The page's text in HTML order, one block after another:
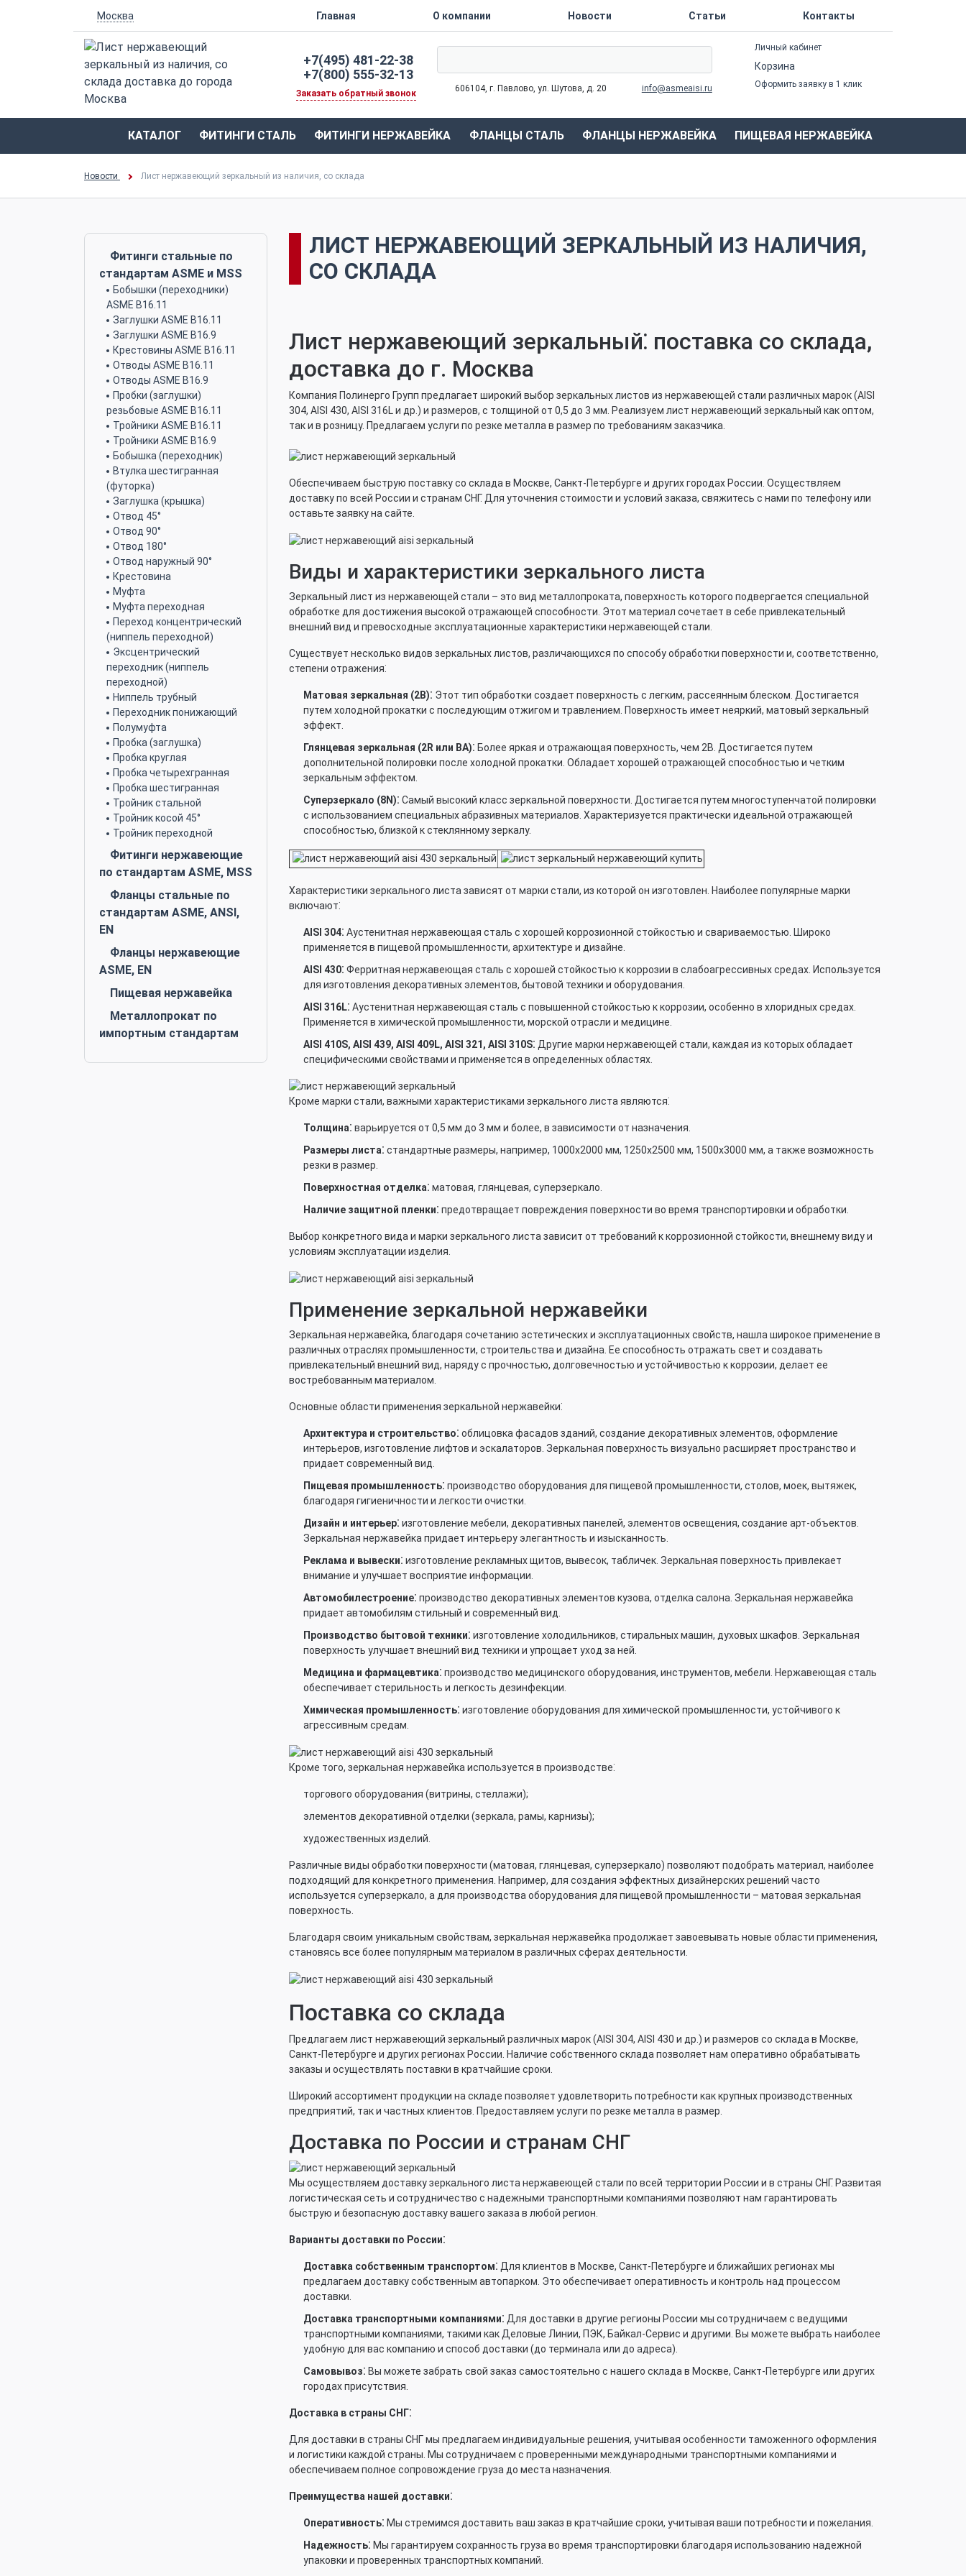
Москва Главная О компании Новости Статьи Контакты
+7(495) 481-22-38
+7(800) 555-32-13
Заказать обратный звонок 606104, г. Павлово, ул. Шутова, д. 20 info@asmeaisi.ru
Личный кабинет
Корзина
Оформить заявку в 1 клик
КАТАЛОГ ФИТИНГИ СТАЛЬ ФИТИНГИ НЕРЖАВЕЙКА ФЛАНЦЫ СТАЛЬ ФЛАНЦЫ НЕРЖАВЕЙКА ПИЩЕВАЯ НЕРЖАВЕЙКА
Новости Лист нержавеющий зеркальный из наличия, со склада
Фитинги стальные по
стандартам ASME и MSS
Бобышки (переходники)
ASME B16.11
Заглушки ASME B16.11
Заглушки ASME B16.9
Крестовины ASME B16.11
Отводы ASME B16.11
Отводы ASME B16.9
Пробки (заглушки)
резьбовые ASME B16.11
Тройники ASME B16.11
Тройники ASME B16.9
Бобышка (переходник)
Втулка шестигранная
(футорка)
Заглушка (крышка)
Отвод 45°
Отвод 90°
Отвод 180°
Отвод наружный 90°
Крестовина
Муфта
Муфта переходная
Переход концентрический
(ниппель переходной)
Эксцентрический
переходник (ниппель
переходной)
Ниппель трубный
Переходник понижающий
Полумуфта
Пробка (заглушка)
Пробка круглая
Пробка четырехгранная
Пробка шестигранная
Тройник стальной
Тройник косой 45°
Тройник переходной
Фитинги нержавеющие
по стандартам ASME, MSS
Фланцы стальные по
стандартам ASME, ANSI,
EN
Фланцы нержавеющие
ASME, EN
Пищевая нержавейка
Металлопрокат по
импортным стандартам
ЛИСТ НЕРЖАВЕЮЩИЙ ЗЕРКАЛЬНЫЙ ИЗ НАЛИЧИЯ,
СО СКЛАДА
Лист нержавеющий зеркальный⁚ поставка со склада,
доставка до г. Москва
Компания Полинерго Групп предлагает широкий выбор зеркальных листов из нержавеющей стали различных марок (AISI
304, AISI 430, AISI 316L и др.) и размеров, с толщиной от 0,5 до 3 мм. Реализуем лист нержавеющий зеркальный как оптом,
так и в розницу. Предлагаем услуги по резке металла в размер по требованиям заказчика.
Обеспечиваем быструю поставку со склада в Москве, Санкт-Петербурге и других городах России. Осуществляем
доставку по всей России и странам СНГ. Для уточнения стоимости и условий заказа, свяжитесь с нами по телефону или
оставьте заявку на сайте.
Виды и характеристики зеркального листа
Зеркальный лист из нержавеющей стали – это вид металлопроката, поверхность которого подвергается специальной
обработке для достижения высокой отражающей способности. Этот материал сочетает в себе привлекательный
внешний вид и превосходные эксплуатационные характеристики нержавеющей стали.
Существует несколько видов зеркальных листов, различающихся по способу обработки поверхности и, соответственно,
степени отражения⁚
Матовая зеркальная (2B)⁚ Этот тип обработки создает поверхность с легким, рассеянным блеском. Достигается
путем холодной прокатки с последующим отжигом и травлением. Поверхность имеет неяркий, матовый зеркальный
эффект.
Глянцевая зеркальная (2R или ВА)⁚ Более яркая и отражающая поверхность, чем 2B. Достигается путем
дополнительной полировки после холодной прокатки. Обладает хорошей отражающей способностью и четким
зеркальным эффектом.
Суперзеркало (8N)⁚ Самый высокий класс зеркальной поверхности. Достигается путем многоступенчатой полировки
с использованием специальных абразивных материалов. Характеризуется практически идеальной отражающей
способностью, близкой к стеклянному зеркалу.
Характеристики зеркального листа зависят от марки стали, из которой он изготовлен. Наиболее популярные марки
включают⁚
AISI 304⁚ Аустенитная нержавеющая сталь с хорошей коррозионной стойкостью и свариваемостью. Широко
применяется в пищевой промышленности, архитектуре и дизайне.
AISI 430⁚ Ферритная нержавеющая сталь с хорошей стойкостью к коррозии в слабоагрессивных средах. Используется
для изготовления декоративных элементов, бытовой техники и оборудования.
AISI 316L⁚ Аустенитная нержавеющая сталь с повышенной стойкостью к коррозии, особенно в хлоридных средах.
Применяется в химической промышленности, морской отрасли и медицине.
AISI 410S, AISI 439, AISI 409L, AISI 321, AISI 310S⁚ Другие марки нержавеющей стали, каждая из которых обладает
специфическими свойствами и применяется в определенных областях.
Кроме марки стали, важными характеристиками зеркального листа являются⁚
Толщина⁚ варьируется от 0,5 мм до 3 мм и более, в зависимости от назначения.
Размеры листа⁚ стандартные размеры, например, 1000х2000 мм, 1250х2500 мм, 1500х3000 мм, а также возможность
резки в размер.
Поверхностная отделка⁚ матовая, глянцевая, суперзеркало.
Наличие защитной пленки⁚ предотвращает повреждения поверхности во время транспортировки и обработки.
Выбор конкретного вида и марки зеркального листа зависит от требований к коррозионной стойкости, внешнему виду и
условиям эксплуатации изделия.
Применение зеркальной нержавейки
Зеркальная нержавейка, благодаря сочетанию эстетических и эксплуатационных свойств, нашла широкое применение в
различных отраслях промышленности, строительства и дизайна. Ее способность отражать свет и создавать
привлекательный внешний вид, наряду с прочностью, долговечностью и устойчивостью к коррозии, делает ее
востребованным материалом.
Основные области применения зеркальной нержавейки⁚
Архитектура и строительство⁚ облицовка фасадов зданий, создание декоративных элементов, оформление
интерьеров, изготовление лифтов и эскалаторов. Зеркальная поверхность визуально расширяет пространство и
придает современный вид.
Пищевая промышленность⁚ производство оборудования для пищевой промышленности, столов, моек, вытяжек,
благодаря гигиеничности и легкости очистки.
Дизайн и интерьер⁚ изготовление мебели, декоративных панелей, элементов освещения, создание арт-объектов.
Зеркальная нержавейка придает интерьеру элегантность и изысканность.
Реклама и вывески⁚ изготовление рекламных щитов, вывесок, табличек. Зеркальная поверхность привлекает
внимание и улучшает восприятие информации.
Автомобилестроение⁚ производство декоративных элементов кузова, отделка салона. Зеркальная нержавейка
придает автомобилям стильный и современный вид.
Производство бытовой техники⁚ изготовление холодильников, стиральных машин, духовых шкафов. Зеркальная
поверхность улучшает внешний вид техники и упрощает уход за ней.
Медицина и фармацевтика⁚ производство медицинского оборудования, инструментов, мебели. Нержавеющая сталь
обеспечивает стерильность и легкость дезинфекции.
Химическая промышленность⁚ изготовление оборудования для химической промышленности, устойчивого к
агрессивным средам.
Кроме того, зеркальная нержавейка используется в производстве⁚
торгового оборудования (витрины, стеллажи);
элементов декоративной отделки (зеркала, рамы, карнизы);
художественных изделий.
Различные виды обработки поверхности (матовая, глянцевая, суперзеркало) позволяют подобрать материал, наиболее
подходящий для конкретного применения. Например, для создания эффектных дизайнерских решений часто
используется суперзеркало, а для производства оборудования для пищевой промышленности – матовая зеркальная
поверхность.
Благодаря своим уникальным свойствам, зеркальная нержавейка продолжает завоевывать новые области применения,
становясь все более популярным материалом в различных сферах деятельности.
Поставка со склада
Предлагаем лист нержавеющий зеркальный различных марок (AISI 304, AISI 430 и др.) и размеров со склада в Москве,
Санкт-Петербурге и других регионах России. Наличие собственного склада позволяет нам оперативно обрабатывать
заказы и осуществлять поставки в кратчайшие сроки.
Широкий ассортимент продукции на складе позволяет удовлетворить потребности как крупных производственных
предприятий, так и частных клиентов. Предоставляем услуги по резке металла в размер.
Доставка по России и странам СНГ
Мы осуществляем доставку зеркального листа нержавеющей стали по всей территории России и в страны СНГ. Развитая
логистическая сеть и сотрудничество с надежными транспортными компаниями позволяют нам гарантировать
быструю и безопасную доставку вашего заказа в любой регион.
Варианты доставки по России⁚
Доставка собственным транспортом⁚ Для клиентов в Москве, Санкт-Петербурге и ближайших регионах мы
предлагаем доставку собственным автопарком. Это обеспечивает оперативность и контроль над процессом
доставки.
Доставка транспортными компаниями⁚ Для доставки в другие регионы России мы сотрудничаем с ведущими
транспортными компаниями, такими как Деловые Линии, ПЭК, Байкал-Сервис и другими. Вы можете выбрать наиболее
удобную для вас компанию и способ доставки (до терминала или до адреса).
Самовывоз⁚ Вы можете забрать свой заказ самостоятельно с нашего склада в Москве, Санкт-Петербурге или других
городах присутствия.
Доставка в страны СНГ⁚
Для доставки в страны СНГ мы предлагаем индивидуальные решения, учитывая особенности таможенного оформления
и логистики каждой страны. Мы сотрудничаем с проверенными международными транспортными компаниями и
обеспечиваем полное сопровождение груза до места назначения.
Преимущества нашей доставки⁚
Оперативность⁚ Мы стремимся доставить ваш заказ в кратчайшие сроки, учитывая ваши потребности и пожелания.
Надежность⁚ Мы гарантируем сохранность груза во время транспортировки благодаря использованию надежной
упаковки и проверенных транспортных компаний.